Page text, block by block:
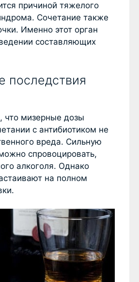
причиной тяжелого
Сочетание также
Именно этот орган
составляющих
последствия
что мизерные дозы
с антибиотиком не
вреда. Сильную
спровоцировать,
алкоголя. Однако
на полном